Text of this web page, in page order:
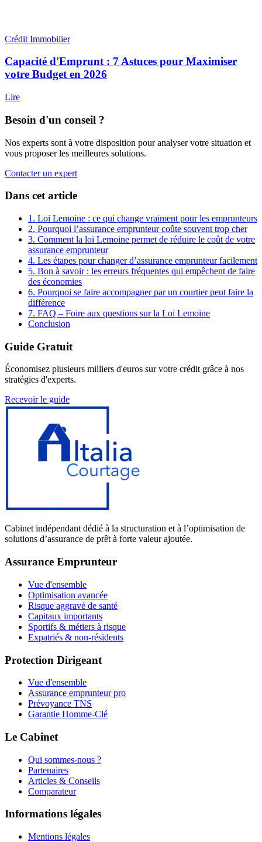
Crédit Immobilier
Capacité d'Emprunt : 7 Astuces pour Maximiser
votre Budget en 2026
Lire
Besoin d'un conseil ?
Nos experts sont à votre disposition pour analyser votre situation et
vous proposer les meilleures solutions.
Contacter un expert
Dans cet article
1. Loi Lemoine : ce qui change vraiment pour les emprunteurs
2. Pourquoi l’assurance emprunteur coûte souvent trop cher
3. Comment la loi Lemoine permet de réduire le coût de votre
assurance emprunteur
4. Les étapes pour changer d’assurance emprunteur facilement
5. Bon à savoir : les erreurs fréquentes qui empêchent de faire
des économies
6. Pourquoi se faire accompagner par un courtier peut faire la
différence
7. FAQ – Foire aux questions sur la Loi Lemoine
Conclusion
Guide Gratuit
Économisez plusieurs milliers d'euros sur votre crédit grâce à nos
stratégies d'experts.
Recevoir le guide
Cabinet indépendant dédié à la structuration et à l’optimisation de
solutions d’assurance de prêt à forte valeur ajoutée.
Assurance Emprunteur
Vue d'ensemble
Optimisation avancée
Risque aggravé de santé
Capitaux importants
Sportifs & métiers à risque
Expatriés & non-résidents
Protection Dirigeant
Vue d'ensemble
Assurance emprunteur pro
Prévoyance TNS
Garantie Homme-Clé
Le Cabinet
Qui sommes-nous ?
Partenaires
Articles & Conseils
Comparateur
Informations légales
Mentions légales